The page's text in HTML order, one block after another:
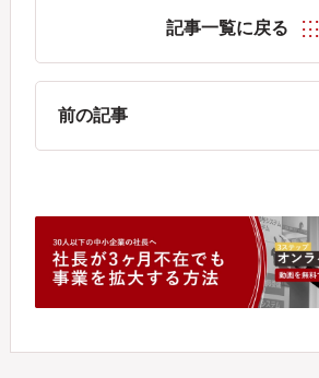
記事一覧に戻る
前の記事